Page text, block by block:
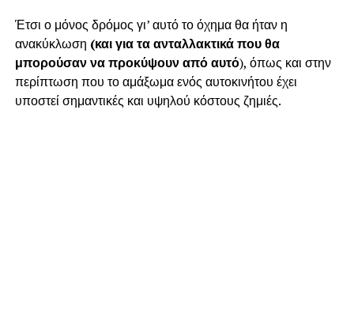
Έτσι ο μόνος δρόμος γι’ αυτό το όχημα θα ήταν η
ανακύκλωση (και για τα ανταλλακτικά που θα
μπορούσαν να προκύψουν από αυτό), όπως και στην
περίπτωση που το αμάξωμα ενός αυτοκινήτου έχει
υποστεί σημαντικές και υψηλού κόστους ζημιές.